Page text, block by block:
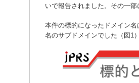
いで報告されました。その一
本件の標的になったドメイン
名のサブドメインでした（図1